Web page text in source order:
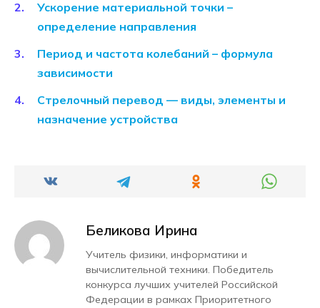
Ускорение материальной точки –
определение направления
Период и частота колебаний – формула
зависимости
Стрелочный перевод — виды, элементы и
назначение устройства
Беликова Ирина
Учитель физики, информатики и
вычислительной техники. Победитель
конкурса лучших учителей Российской
Федерации в рамках Приоритетного